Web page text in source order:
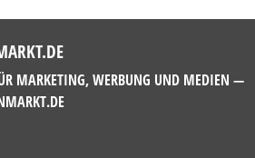
MARKETING, WERBUNG UND MEDIEN —